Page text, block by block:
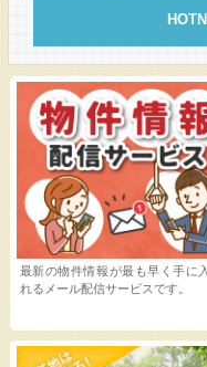
最新の物件情報が最も早く手に
れるメール配信サービスです。